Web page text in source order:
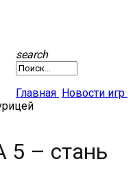
search
Главная Новости игр
5 – стань